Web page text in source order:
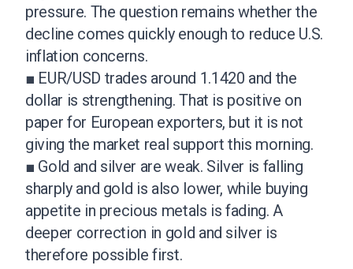
pressure. The question remains whether the
decline comes quickly enough to reduce U.S.
inflation concerns.
■ EUR/USD trades around 1.1420 and the
dollar is strengthening. That is positive on
paper for European exporters, but it is not
giving the market real support this morning.
■ Gold and silver are weak. Silver is falling
sharply and gold is also lower, while buying
appetite in precious metals is fading. A
deeper correction in gold and silver is
therefore possible first.